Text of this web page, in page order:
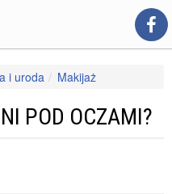
i uroda
Makijaż
POD OCZAMI?